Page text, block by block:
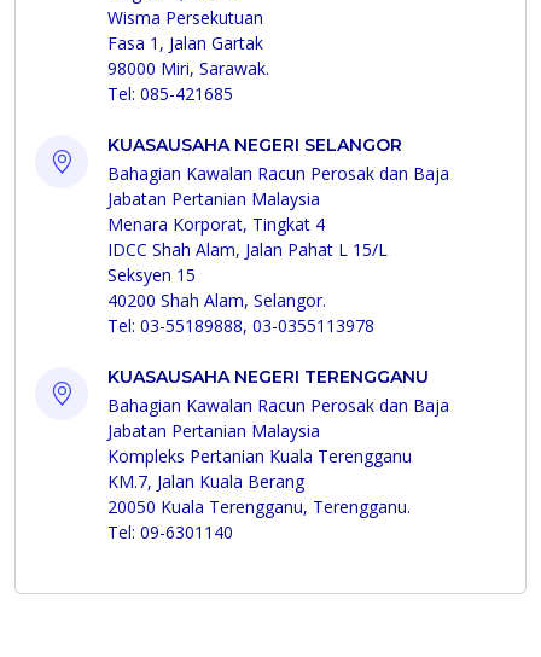
Wisma Persekutuan
Fasa 1, Jalan Gartak
98000 Miri, Sarawak.
Tel: 085-421685
KUASAUSAHA NEGERI SELANGOR
Bahagian Kawalan Racun Perosak dan Baja
Jabatan Pertanian Malaysia
Menara Korporat, Tingkat 4
IDCC Shah Alam, Jalan Pahat L 15/L
Seksyen 15
40200 Shah Alam, Selangor.
Tel: 03-55189888, 03-0355113978
KUASAUSAHA NEGERI TERENGGANU
Bahagian Kawalan Racun Perosak dan Baja
Jabatan Pertanian Malaysia
Kompleks Pertanian Kuala Terengganu
KM.7, Jalan Kuala Berang
20050 Kuala Terengganu, Terengganu.
Tel: 09-6301140